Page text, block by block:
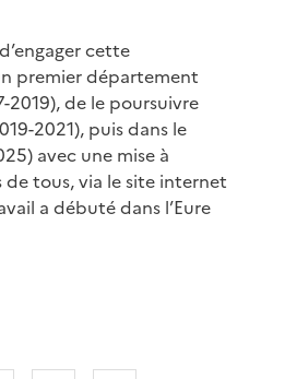
cette
premier département
2019), de le poursuivre
2021), puis dans le
avec une mise à
tous, via le site internet
a débuté dans l’Eure